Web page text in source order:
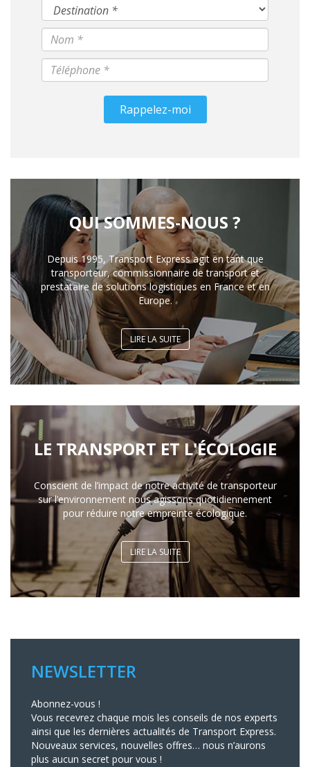
Rappelez-moi
QUI SOMMES-NOUS ?
Depuis 1995, Transport Express agit en tant que
transporteur, commissionnaire de transport et
prestataire de solutions logistiques en France et en
Europe.
LIRE LA SUITE
LE TRANSPORT ET L'ÉCOLOGIE
Conscient de l’impact de notre activité de transporteur
sur l’environnement nous agissons quotidiennement
pour réduire notre empreinte écologique.
LIRE LA SUITE
NEWSLETTER
Abonnez-vous !
Vous recevrez chaque mois les conseils de nos experts
ainsi que les dernières actualités de Transport Express.
Nouveaux services, nouvelles offres… nous n’aurons
plus aucun secret pour vous !